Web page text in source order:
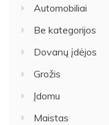
Automobiliai
Be kategorijos
Dovanų įdėjos
Grožis
Įdomu
Maistas